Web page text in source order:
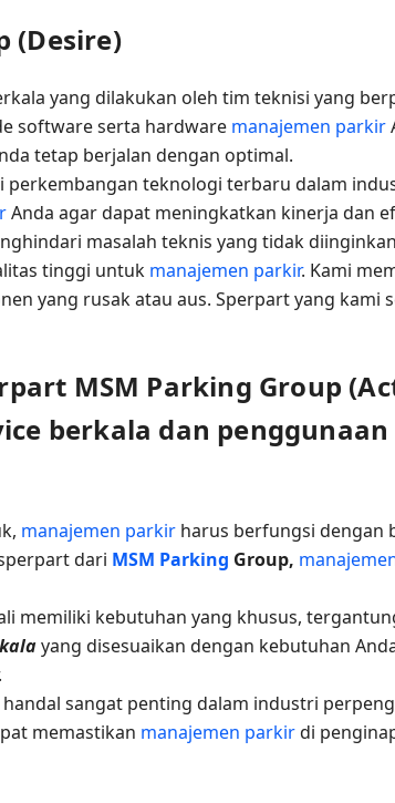
(Desire)
yang dilakukan oleh tim teknisi yang
software serta hardware manajemen parkir
tetap berjalan dengan optimal.
perkembangan teknologi terbaru dalam
Anda agar dapat meningkatkan kinerja dan
masalah teknis yang tidak
tinggi untuk manajemen parkir. Kami
yang rusak atau aus. Sperpart yang kami
MSM Parking Group
berkala dan
manajemen parkir harus berfungsi dengan
dari MSM Parking Group,
memiliki kebutuhan yang khusus,
yang disesuaikan dengan kebutuhan
sangat penting dalam industri
memastikan manajemen parkirdi